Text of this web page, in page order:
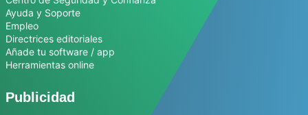
Ayuda y Soporte
Empleo
Directrices editoriales
Añade tu software / app
Herramientas online
Publicidad